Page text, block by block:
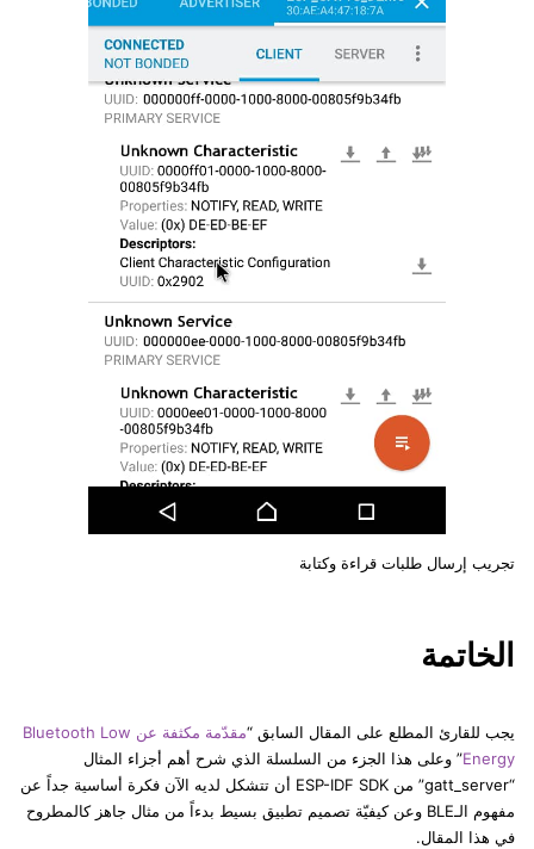
تجريب إرسال طلبات قراءة وكتابة
الخاتمة
يجب للقارئ المطلع على المقال السابق “
مقدّمة مكثفة عن Bluetooth Low
Energy” وعلى هذا الجزء من السلسلة الذي شرح أهم أجزاء المثال
“gatt_server” من ESP-IDF SDK أن تتشكل لديه الآن فكرة أساسية جداً عن
مفهوم الـBLE وعن كيفيّة تصميم تطبيق بسيط بدءاً من مثال جاهز كالمطروح
في هذا المقال.